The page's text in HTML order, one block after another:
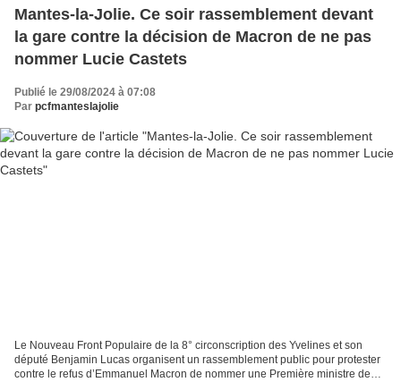
Mantes-la-Jolie. Ce soir rassemblement devant
la gare contre la décision de Macron de ne pas
nommer Lucie Castets
Publié le 29/08/2024 à 07:08
Par pcfmanteslajolie
Le Nouveau Front Populaire de la 8° circonscription des Yvelines et son
député Benjamin Lucas organisent un rassemblement public pour protester
contre le refus d’Emmanuel Macron de nommer une Première ministre de